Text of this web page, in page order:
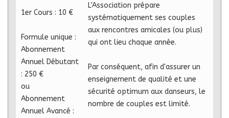
1er Cours : 10 €
Formule unique :
Abonnement
Annuel Débutant
: 250 €
ou
Abonnement
Annuel Avancé :
L'Association prépare
systématiquement ses couples
aux rencontres amicales (ou plus)
qui ont lieu chaque année.
Par conséquent, afin d'assurer un
enseignement de qualité et une
sécurité optimum aux danseurs, le
nombre de couples est limité.